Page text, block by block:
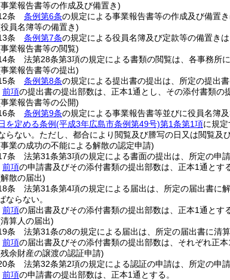
業報告書等の作成及び備置き)
条
条例第6条の規定による事業報告書等の作成及び備置
員名簿等の備置き)
条
条例第7条の規定による役員名簿及び定款等の備置き
業報告書等の閲覧)
条
法第28条第3項の規定による書類の閲覧は、各事務所
業報告書等の提出)
条
条例第8条の規定による提出書の提出は、所定の提出
前項の提出書の提出部数は、正本1通とし、その添付書類の
業報告書等の公開)
条
条例第9条の規定による事業報告書等並びに役員名簿
を定める条例(平成3年広島市条例第49号)第1条第1項に規
らない。 ただし、都合により閲覧及び謄写の日又は閲覧及
業の成功の不能による解散の認定申請)
条
法第31条第3項の規定による書面の提出は、所定の申
前項の申請書及びその添付書類の提出部数は、正本1通とする
散の届出)
条
法第31条第4項の規定による届出は、所定の届出書に
ならない。
前項の届出書及びその添付書類の提出部数は、正本1通とする
算人の届出)
条
法第31条の8の規定による届出は、所定の届出書に清
前項の届出書及びその添付書類の提出部数は、それぞれ正本
余財産の譲渡の認証申請)
条
法第32条第2項の規定による認証の申請は、所定の申
前項の申請書の提出部数は、正本1通とする。